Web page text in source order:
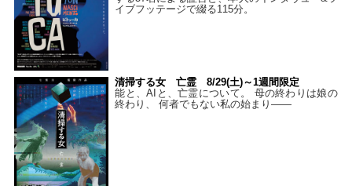
イブフッテージで綴る115分。
清掃する女 亡霊 8/29(土)～1週間限定
能と、AIと、亡霊について。 母の終わりは娘の
終わり、 何者でもない私の始まり――